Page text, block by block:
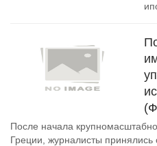
После начала
Греции, журналисты принялись